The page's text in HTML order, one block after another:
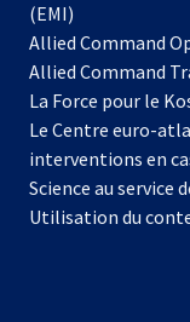
(EMI)
Allied Command
Allied Command
La Force pour le
Le Centre euro-
interventions en
Science au service
Utilisation du